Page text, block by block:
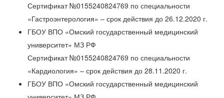
Сертификат №0155240824769 по специальности
«Гастроэнтерология» – срок действия до 26.12.2020 г.
ГБОУ ВПО «Омский государственный медицинский
университет» МЗ РФ
Сертификат №0155240824769 по специальности
«Кардиология» – срок действия до 28.11.2020 г.
ГБОУ ВПО «Омский государственный медицинский